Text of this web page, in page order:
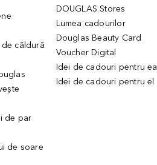
căldură
de par
de soare
DOUGLAS Stores
Lumea cadourilor
Douglas Beauty Card
Voucher Digital
Idei de cadouri pentru ea
Idei de cadouri pentru el